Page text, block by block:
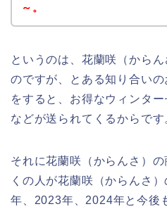
～。
というのは、花蘭咲（から
のですが、とある知り合い
をすると、お得なウィンタ
などが送られてくるからです
それに花蘭咲（からんさ）
くの人が花蘭咲（からんさ
年、2023年、2024年と今後